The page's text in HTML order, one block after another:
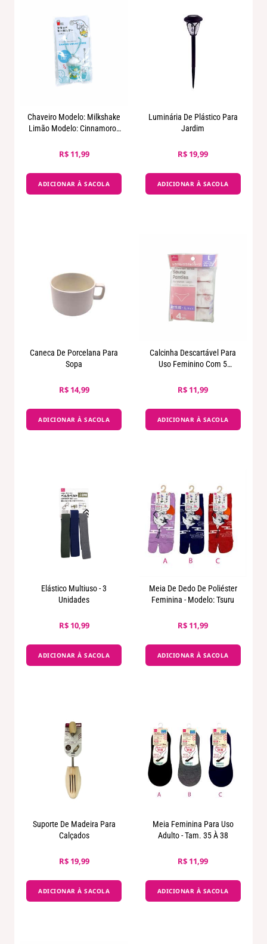
Chaveiro Modelo: Milkshake
Limão Modelo: Cinnamoroll
R$ 11,99
ADICIONAR À SACOLA
Luminária De Plástico Para
Jardim
R$ 19,99
ADICIONAR À SACOLA
Caneca De Porcelana Para
Sopa
R$ 14,99
ADICIONAR À SACOLA
Calcinha Descartável Para
Uso Feminino Com 5
R$ 11,99
ADICIONAR À SACOLA
Elástico Multiuso - 3
Unidades
R$ 10,99
ADICIONAR À SACOLA
Meia De Dedo De Poliéster
Feminina - Modelo: Tsuru
R$ 11,99
ADICIONAR À SACOLA
Suporte De Madeira Para
Calçados
R$ 19,99
ADICIONAR À SACOLA
Meia Feminina Para Uso
Adulto - Tam. 35 À 38
R$ 11,99
ADICIONAR À SACOLA